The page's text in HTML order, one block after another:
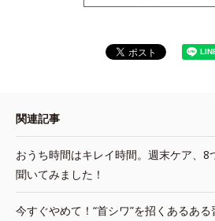
関連記事
おうち時間はキレイ時間。週末ケア、8
聞いてみました！
今すぐやめて！“首シワ”を招くあるあ